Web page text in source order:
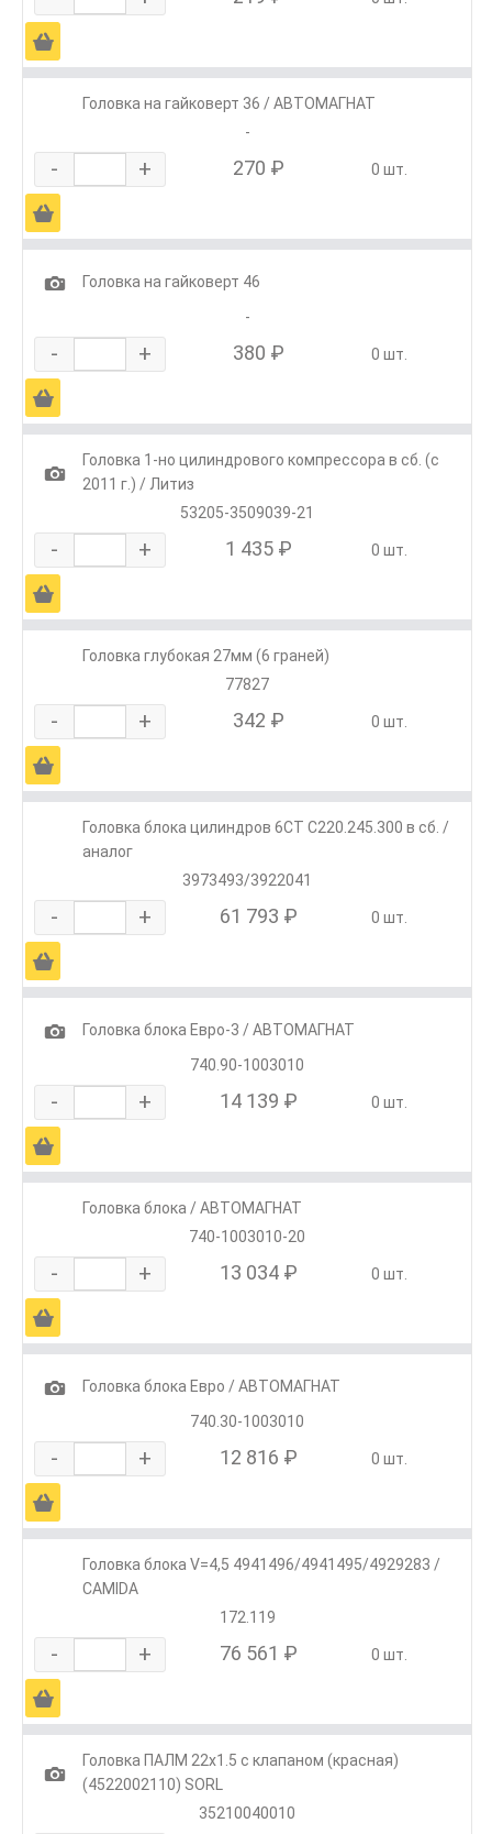
Ä
Головка на гайковерт 36 / АВТОМАГНАТ
-
- + 270 ₽ 0 шт.
Ä
1
Головка на гайковерт 46
-
- + 380 ₽ 0 шт.
Ä
1
Головка 1-но цилиндрового компрессора в сб. (с
2011 г.) / Литиз
53205-3509039-21
- + 1 435 ₽ 0 шт.
Ä
Головка глубокая 27мм (6 граней)
77827
- + 342 ₽ 0 шт.
Ä
Головка блока цилиндров 6CT C220.245.300 в сб. /
аналог
3973493/3922041
- + 61 793 ₽ 0 шт.
Ä
1
Головка блока Евро-3 / АВТОМАГНАТ
740.90-1003010
- + 14 139 ₽ 0 шт.
Ä
Головка блока / АВТОМАГНАТ
740-1003010-20
- + 13 034 ₽ 0 шт.
Ä
1
Головка блока Евро / АВТОМАГНАТ
740.30-1003010
- + 12 816 ₽ 0 шт.
Ä
Головка блока V=4,5 4941496/4941495/4929283 /
CAMIDA
172.119
- + 76 561 ₽ 0 шт.
Ä
1
Головка ПАЛМ 22х1.5 с клапаном (красная)
(4522002110) SORL
35210040010